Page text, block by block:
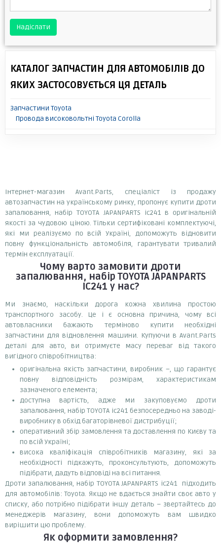
Надіслати
КАТАЛОГ ЗАПЧАСТИН ДЛЯ АВТОМОБІЛІВ ДО
ЯКИХ ЗАСТОСОВУЄТЬСЯ ЦЯ ДЕТАЛЬ
Запчастини Toyota
Провода високовольтні Toyota Corolla
Інтернет-магазин Avant.Parts, спеціаліст із продажу
автозапчастин на українському ринку, пропонує купити дроти
запалювання, набір TOYOTA JAPANPARTS ic241 в оригінальній
якості за чудовою ціною. Тільки сертифіковані комплектуючі,
які ми реалізуємо по всій Україні, допоможуть відновити
повну функціональність автомобіля, гарантувати тривалий
термін експлуатації.
Чому варто замовити дроти
запалювання, набір TOYOTA JAPANPARTS
IC241 у нас?
Ми знаємо, наскільки дорога кожна хвилина простою
транспортного засобу. Це і є основна причина, чому всі
автовласники бажають терміново купити необхідні
запчастини для відновлення машини. Купуючи в Avant.Parts
деталі для авто, ви отримуєте масу переваг від такого
вигідного співробітництва:
оригінальна якість запчастини, виробник –, що гарантує
повну відповідність розмірам, характеристикам
зазначеного елемента;
доступна вартість, адже ми закуповуємо дроти
запалювання, набір TOYOTA ic241 безпосередньо на заводі-
виробнику в обхід багаторівневої дистрибуції;
оперативний збір замовлення та доставлення по Києву та
по всій Україні;
висока кваліфікація співробітників магазину, які за
необхідності підкажуть, проконсультують, допоможуть
підібрати, дадуть відповіді на всі питання.
Дроти запалювання, набір TOYOTA JAPANPARTS ic241 підходить
для автомобілів: Toyota. Якщо не вдається знайти своє авто у
списку, або потрібно підібрати іншу деталь – звертайтесь до
менеджерів магазину, вони допоможуть вам швидко
вирішити цю проблему.
Як оформити замовлення?